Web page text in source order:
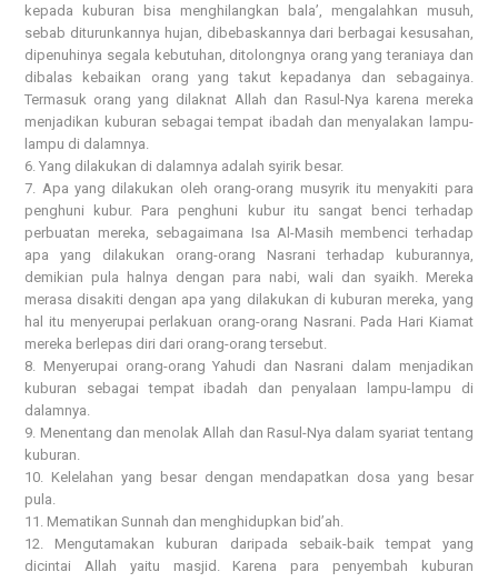
kepada kuburan bisa menghilangkan bala’, mengalahkan musuh,
sebab diturunkannya hujan, dibebaskannya dari berbagai kesusahan,
dipenuhinya segala kebutuhan, ditolongnya orang yang teraniaya dan
dibalas kebaikan orang yang takut kepadanya dan sebagainya.
Termasuk orang yang dilaknat Allah dan Rasul-Nya karena mereka
menjadikan kuburan sebagai tempat ibadah dan menyalakan lampu-
lampu di dalamnya.
6. Yang dilakukan di dalamnya adalah syirik besar.
7. Apa yang dilakukan oleh orang-orang musyrik itu menyakiti para
penghuni kubur. Para penghuni kubur itu sangat benci terhadap
perbuatan mereka, sebagaimana Isa Al-Masih membenci terhadap
apa yang dilakukan orang-orang Nasrani terhadap kuburannya,
demikian pula halnya dengan para nabi, wali dan syaikh. Mereka
merasa disakiti dengan apa yang dilakukan di kuburan mereka, yang
hal itu menyerupai perlakuan orang-orang Nasrani. Pada Hari Kiamat
mereka berlepas diri dari orang-orang tersebut.
8. Menyerupai orang-orang Yahudi dan Nasrani dalam menjadikan
kuburan sebagai tempat ibadah dan penyalaan lampu-lampu di
dalamnya.
9. Menentang dan menolak Allah dan Rasul-Nya dalam syariat tentang
kuburan.
10. Kelelahan yang besar dengan mendapatkan dosa yang besar
pula.
11. Mematikan Sunnah dan menghidupkan bid’ah.
12. Mengutamakan kuburan daripada sebaik-baik tempat yang
dicintai Allah yaitu masjid. Karena para penyembah kuburan